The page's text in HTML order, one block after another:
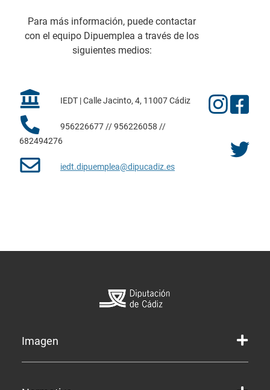
Para más información, puede contactar
con el equipo Dipuemplea a través de los
siguientes medios:
IEDT | Calle Jacinto, 4, 11007 Cádiz
956226677 // 956226058 //
682494276
iedt.dipuemplea@dipucadiz.es
Imagen